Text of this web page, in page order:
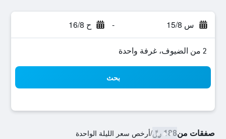
س 15/8 - ح 16/8
2 من الضيوف، غرفة واحدة
بحث
صفقات من188 ﷼ /أرخص سعر الليلة الواحدة